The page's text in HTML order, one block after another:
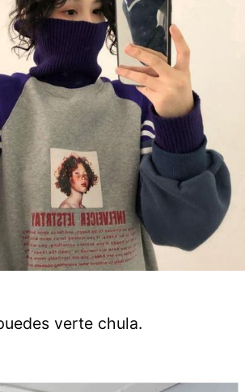
verte chula.